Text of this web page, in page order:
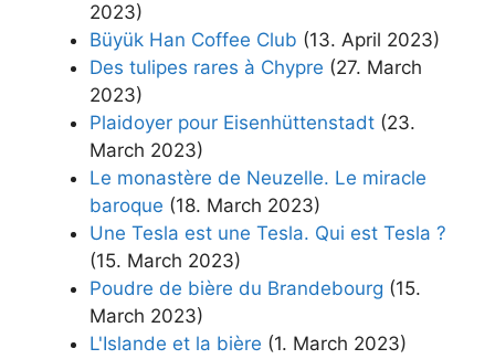
2023)
Büyük Han Coffee Club (13. April 2023)
Des tulipes rares à Chypre (27. March
2023)
Plaidoyer pour Eisenhüttenstadt (23.
March 2023)
Le monastère de Neuzelle. Le miracle
baroque (18. March 2023)
Une Tesla est une Tesla. Qui est Tesla ?
(15. March 2023)
Poudre de bière du Brandebourg (15.
March 2023)
L'Islande et la bière (1. March 2023)